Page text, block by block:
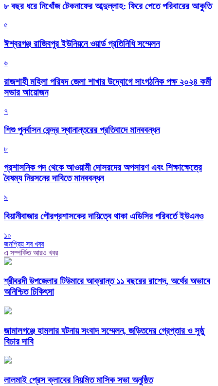
৮ বছর ধরে নিখোঁজ টেকনাফের আব্দুল্লাহ: ফিরে পেতে পরিবারের আকুতি
৫
ঈশ্বরগঞ্জ রাজিবপুর ইউনিয়নে ওয়ার্ড প্রতিনিধি সম্মেলন
৬
রাজশাহী মহিলা পরিষদ জেলা শাখার উদ্যোগে সাংগঠনিক পক্ষ ২০২৪ কর্মী
সভার আয়োজন
৭
শিশু পুনর্বাসন কেন্দ্র স্থানান্তরের প্রতিবাদে মানববন্ধন
৮
প্রশাসনিক পদ থেকে আওয়ামী দোসরদের অপসারণ এবং শিক্ষাক্ষেত্রে
বৈষম্য নিরসনের দাবিতে মানববন্ধন
৯
বিয়ানীবাজার পৌরপ্রশাসকের দায়িত্বে থাকা এডিসির পরিবর্তে ইউএনও
১০
জনপ্রিয় সব খবর
এ সম্পর্কিত আরও খবর
শ্রীবরদী উপজেলার টিউমারে আক্রান্ত ১১ বছরের রাশেদ, অর্থের অভাবে
অনিশ্চিত চিকিৎসা
জামালগঞ্জে হামলার ঘটনায় সংবাদ সম্মেলন, জড়িতদের গ্রেপ্তার ও সুষ্ঠু
বিচার দাবি
লালমাই প্রেস ক্লাবের নিয়মিত মাসিক সভা অনুষ্ঠিত